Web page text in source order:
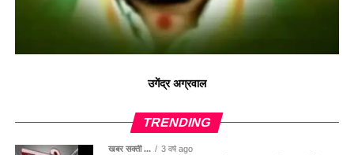
उगेंद्र अग्रवाल
TRENDING
खबर सक्ती ... 3 वर्ष ago